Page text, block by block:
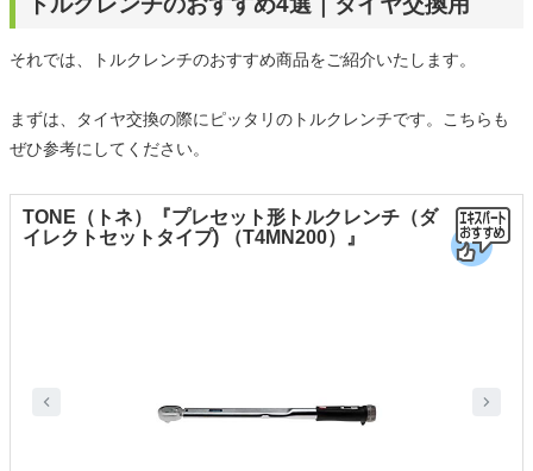
それでは、トルクレンチのおすすめ商品をご紹介いたします。
まずは、タイヤ交換の際にピッタリのトルクレンチです。こちらも
ぜひ参考にしてください。
TONE（トネ）『プレセット形トルクレンチ（ダ
イレクトセットタイプ) （T4MN200）』